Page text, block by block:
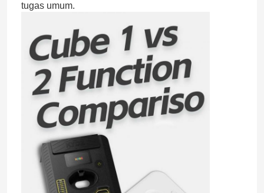
Produk
Video
Tentang kita
Wisata pabrik
tugas umum.